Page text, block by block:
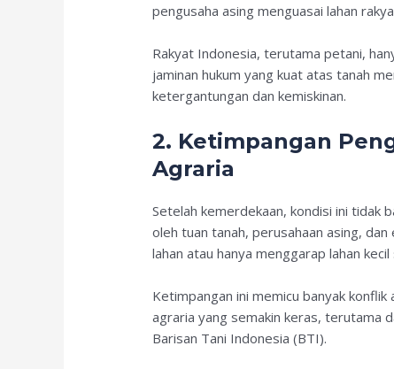
pengusaha asing menguasai lahan
Rakyat Indonesia, terutama petani,
jaminan hukum yang kuat atas tanah
ketergantungan dan kemiskinan.
2. Ketimpangan
Agraria
Setelah kemerdekaan, kondisi ini tidak
oleh tuan tanah, perusahaan asing,
lahan atau hanya menggarap lahan
Ketimpangan ini memicu banyak
agraria yang semakin keras, terutama
Barisan Tani Indonesia (BTI).